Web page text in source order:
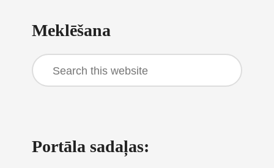
Sidebar
Meklēšana
Search
this
website
Portāla sadaļas: